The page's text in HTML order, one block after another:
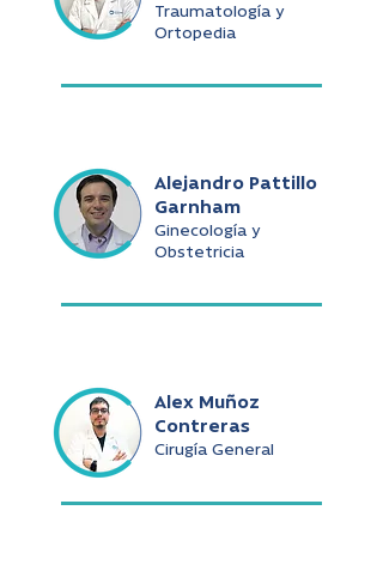
Traumatología y
Ortopedia
Alejandro Pattillo
Garnham
Ginecología y
Obstetricia
Alex Muñoz
Contreras
Cirugía General